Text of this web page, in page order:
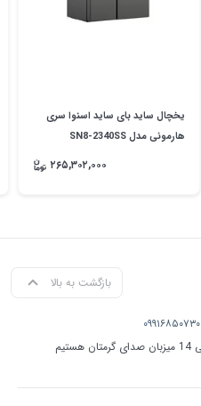
یخچال ساید بای ساید اسنوا سری
هارمونی مدل SN8-2340SS
۲۶۵,۳۰۲,۰۰۰
بازگشت به بالا
۰۹۹۱۶۸۵۰۷۳۰